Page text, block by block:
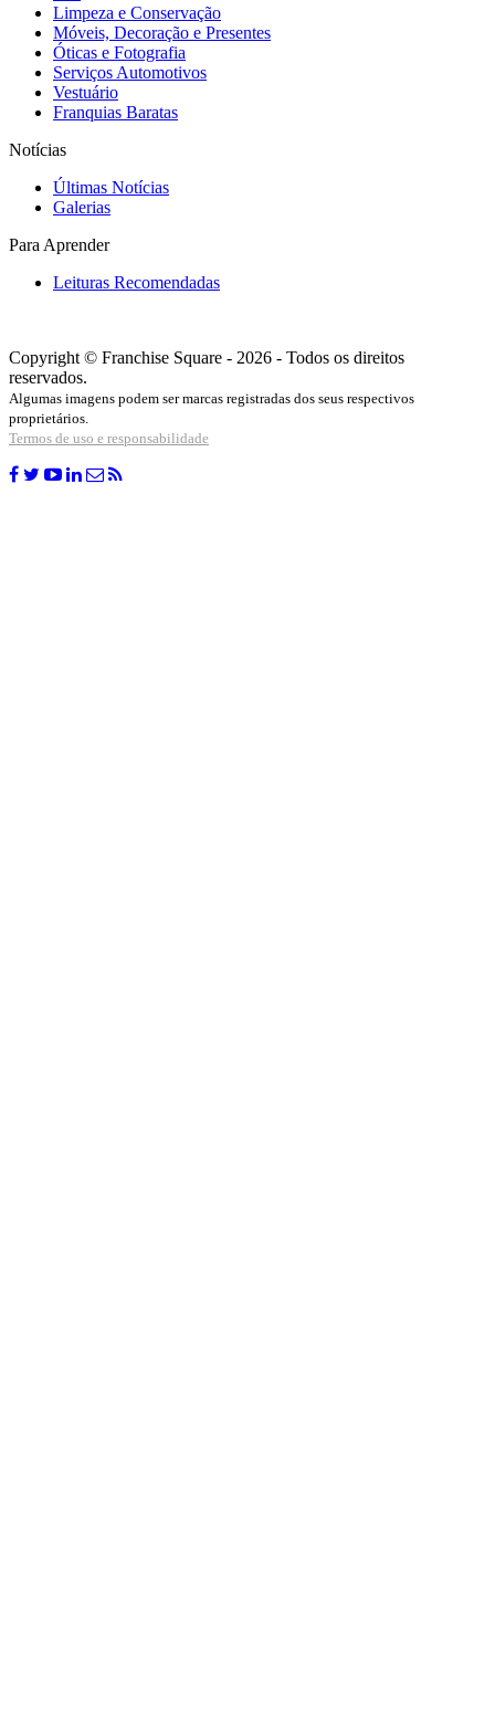
Limpeza e Conservação
Móveis, Decoração e Presentes
Óticas e Fotografia
Serviços Automotivos
Vestuário
Franquias Baratas
Notícias
Últimas Notícias
Galerias
Para Aprender
Leituras Recomendadas
Copyright © Franchise Square - 2026 - Todos os direitos
reservados.
Algumas imagens podem ser marcas registradas dos seus respectivos
proprietários.
Termos de uso e responsabilidade